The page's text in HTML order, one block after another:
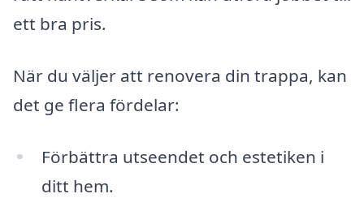
ett bra pris.
När du väljer att renovera din trappa, kan
det ge flera fördelar:
Förbättra utseendet och estetiken i
ditt hem.